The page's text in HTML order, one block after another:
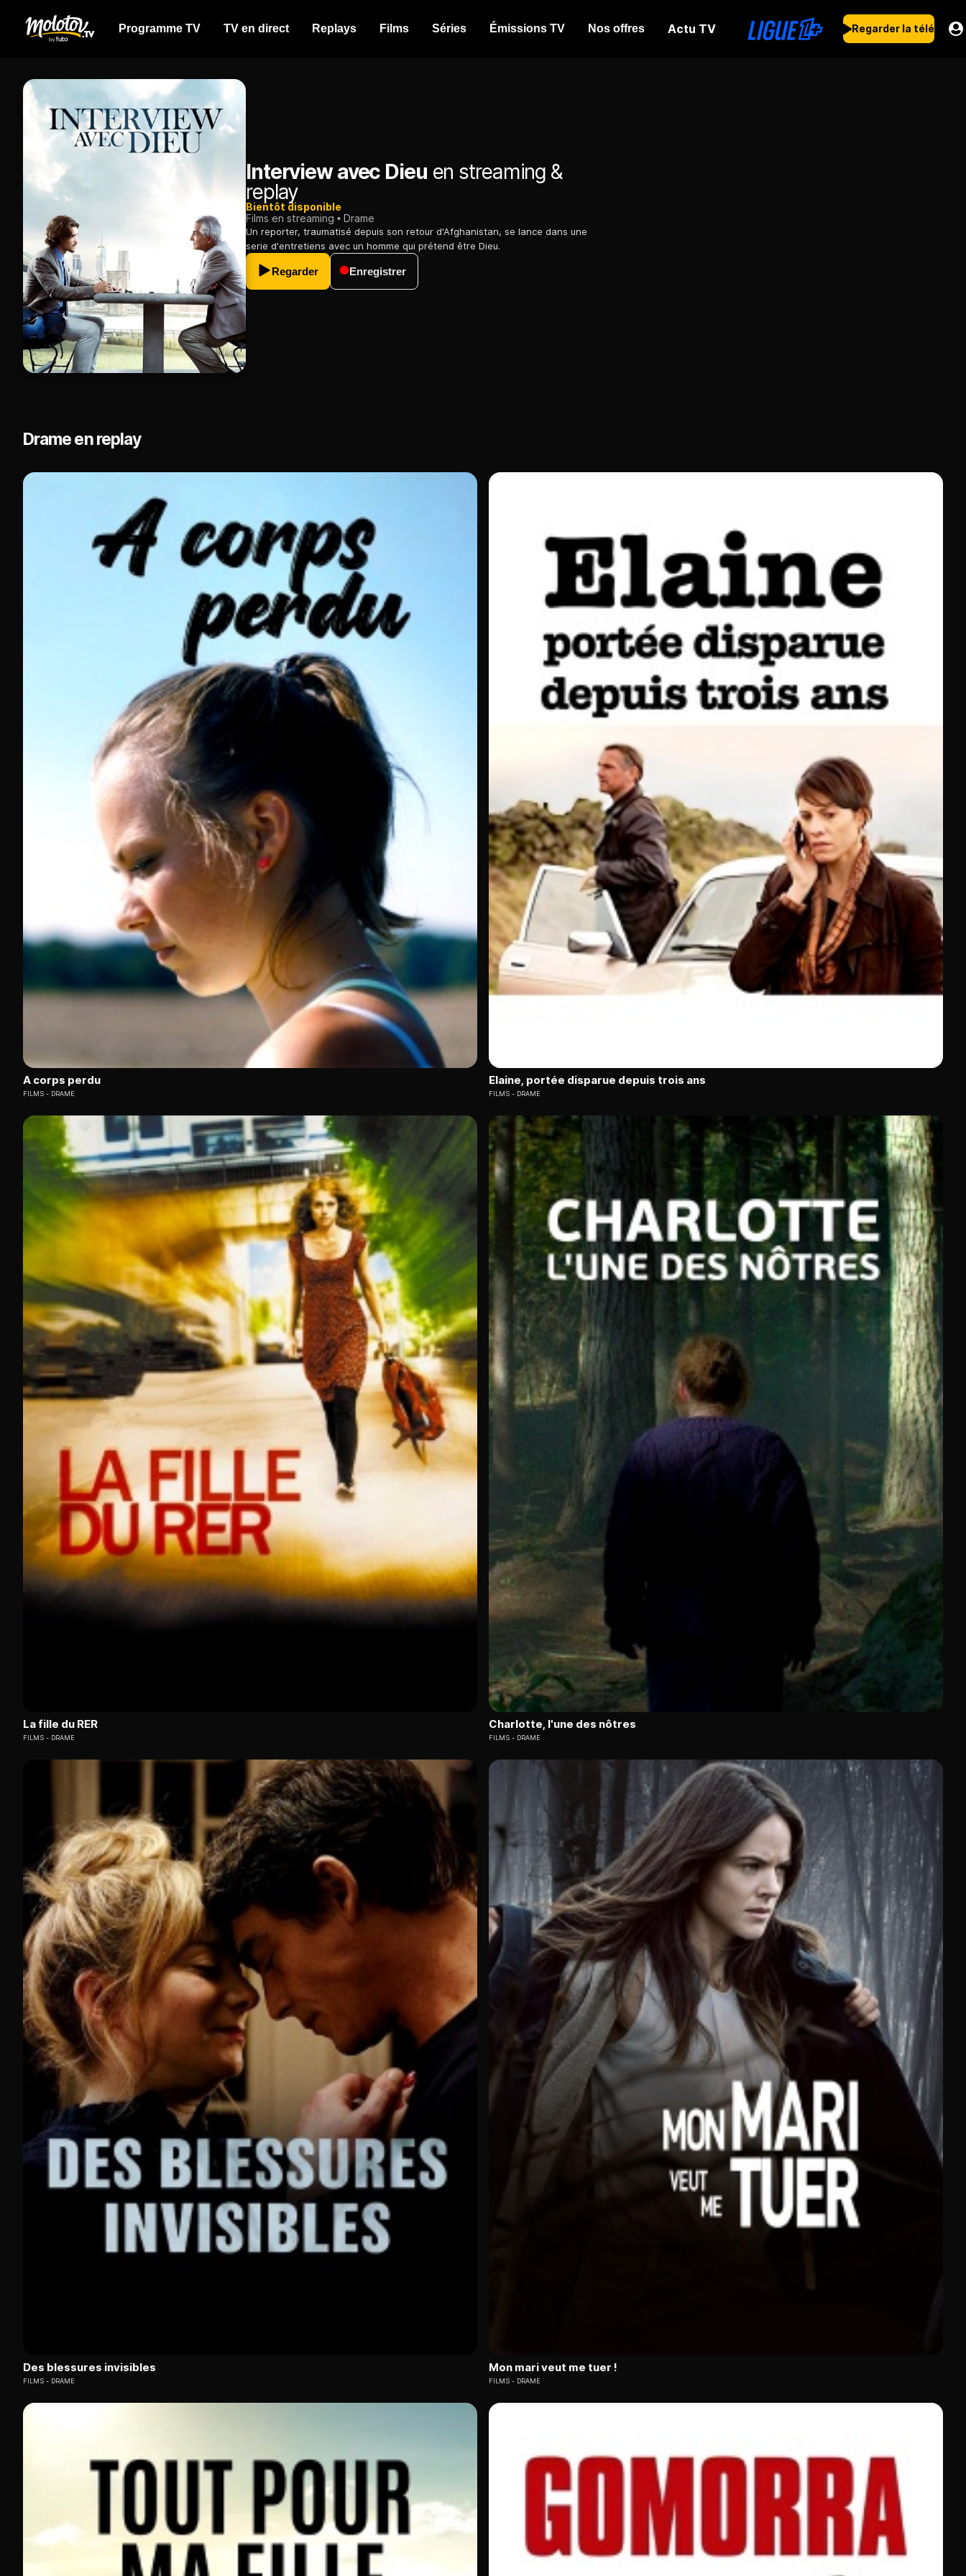
Programme TV TV en direct Replays Films Séries Émissions TV Nos offres Actu TV Regarder la télé
Interview avec Dieu en streaming &
replay
Bientôt disponible
Films en streaming
Drame
Un reporter, traumatisé depuis son retour d'Afghanistan, se lance dans une
serie d'entretiens avec un homme qui prétend être Dieu.
Regarder Enregistrer
Drame en replay
A corps perdu
FILMS DRAME
Elaine, portée disparue depuis trois ans
FILMS DRAME
La fille du RER
FILMS DRAME
Charlotte, l'une des nôtres
FILMS DRAME
Des blessures invisibles
FILMS DRAME
Mon mari veut me tuer !
FILMS DRAME